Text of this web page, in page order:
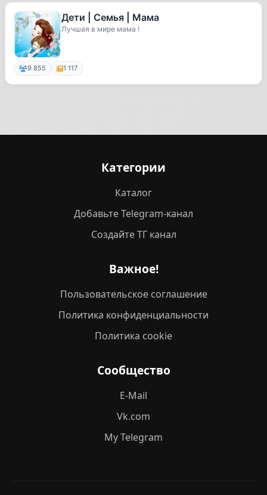
Дети | Семья | Мама
Лучшая в мире мама !
9 855 1 117
Категории
Каталог
Добавьте Telegram-канал
Создайте ТГ канал
Важное!
Пользовательское соглашение
Политика конфиденциальности
Политика cookie
Сообщество
E-Mail
Vk.com
My Telegram